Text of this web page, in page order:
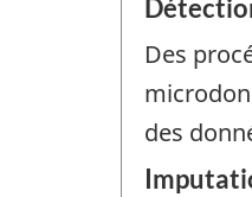
Des
des